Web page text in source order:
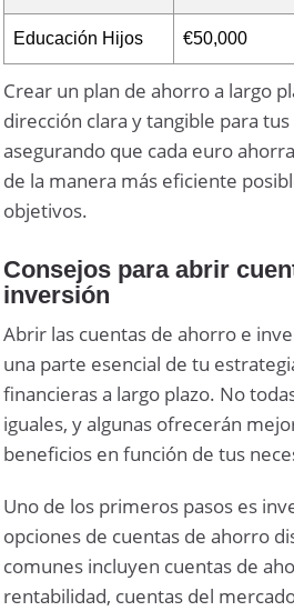
Educación Hijos €50,000
Crear un plan de ahorro a largo
dirección clara y tangible para
asegurando que cada euro
de la manera más eficiente
objetivos.
Consejos para abrir
inversión
Abrir las cuentas de ahorro e
una parte esencial de tu
financieras a largo plazo. No
iguales, y algunas ofrecerán
beneficios en función de tus
Uno de los primeros pasos es
opciones de cuentas de ahorro
comunes incluyen cuentas de
rentabilidad, cuentas del